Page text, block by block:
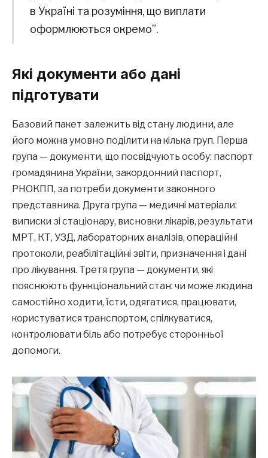
в Україні та розуміння, що виплати
оформлюються окремо”.
Які документи або дані
підготувати
Базовий пакет залежить від стану людини, але
його можна умовно поділити на кілька груп. Перша
група — документи, що посвідчують особу: паспорт
громадянина України, закордонний паспорт,
РНОКПП, за потреби документи законного
представника. Друга група — медичні матеріали:
виписки зі стаціонару, висновки лікарів, результати
МРТ, КТ, УЗД, лабораторних аналізів, операційні
протоколи, реабілітаційні звіти, призначення і дані
про лікування. Третя група — документи, які
пояснюють функціональний стан: чи може людина
самостійно ходити, їсти, одягатися, працювати,
користуватися транспортом, спілкуватися,
контролювати біль або потребує сторонньої
допомоги.